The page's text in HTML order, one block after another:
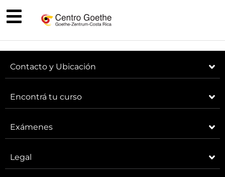
Contacto y Ubicación
Encontrá tu curso
Exámenes
Legal